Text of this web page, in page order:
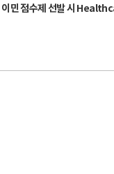
이민 점수제 선발 시